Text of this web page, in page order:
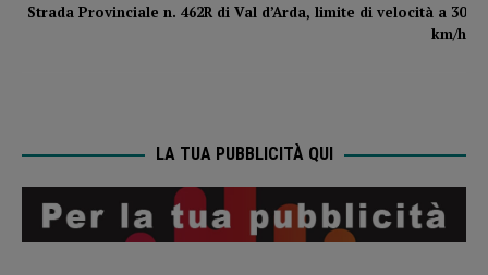
Strada Provinciale n. 462R di Val d’Arda, limite di velocità a 30
km/h
LA TUA PUBBLICITÀ QUI